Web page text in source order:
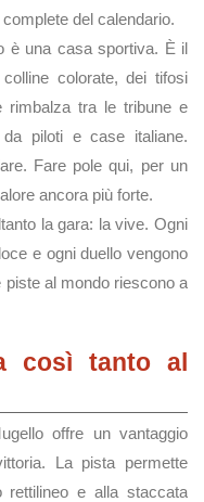
del calendario.
è una casa sportiva. È il
colorate, dei tifosi
rimbalza tra le tribune e
piloti e case italiane.
Fare pole qui, per un
ancora più forte.
la gara: la vive. Ogni
e ogni duello vengono
al mondo riescono a
così tanto al
offre un vantaggio
La pista permette
rettilineo e alla staccata